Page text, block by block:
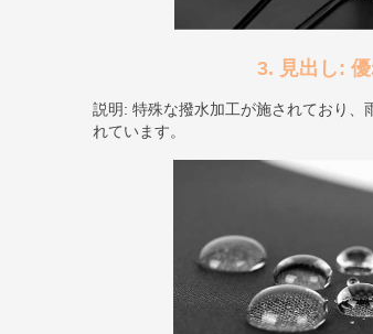
3. 見出し:
説明: 特殊な撥水加工が施されており
れています。